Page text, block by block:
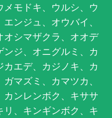
モドキ、ウルシ、ウ
ンジュ、オウバイ、
シマザクラ、オオデ
ジ、オニグルミ、カ
エデ、カジノキ、カ
マズミ、カマツカ、
ンレンボク、キササ
、キンギンボク、キ